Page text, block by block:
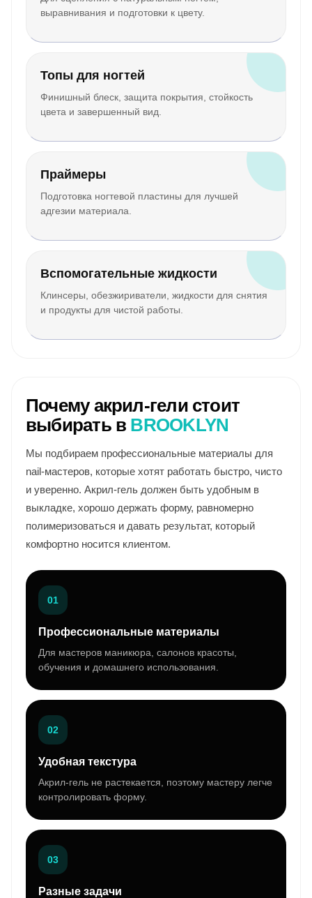
выравнивания и подготовки к цвету.
Топы для ногтей
Финишный блеск, защита покрытия, стойкость
цвета и завершенный вид.
Праймеры
Подготовка ногтевой пластины для лучшей
адгезии материала.
Вспомогательные жидкости
Клинсеры, обезжириватели, жидкости для снятия
и продукты для чистой работы.
Почему акрил-гели стоит
выбирать в BROOKLYN
Мы подбираем профессиональные материалы для
nail-мастеров, которые хотят работать быстро, чисто
и уверенно. Акрил-гель должен быть удобным в
выкладке, хорошо держать форму, равномерно
полимеризоваться и давать результат, который
комфортно носится клиентом.
01
Профессиональные материалы
Для мастеров маникюра, салонов красоты,
обучения и домашнего использования.
02
Удобная текстура
Акрил-гель не растекается, поэтому мастеру легче
контролировать форму.
03
Разные задачи